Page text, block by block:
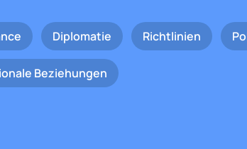
Diplomatie Richtlinien
Beziehungen